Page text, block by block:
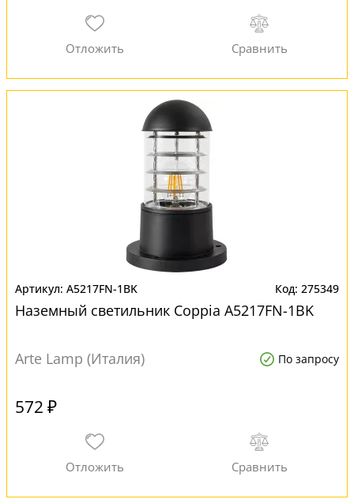
A5217FN-1BK 275349
Наземный светильник Coppia A5217FN-1BK
Arte Lamp (Италия) По запросу
572 ₽